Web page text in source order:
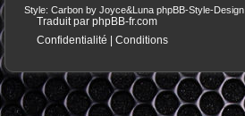
Style: Carbon by Joyce&LunaphpBB-Style-Design
Traduit par phpBB-fr.com
Confidentialité
Conditions